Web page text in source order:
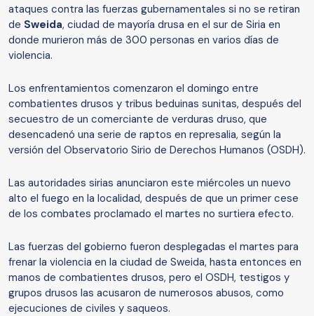
ataques contra las fuerzas gubernamentales si no se retiran
de Sweida, ciudad de mayoría drusa en el sur de Siria en
donde murieron más de 300 personas en varios días de
violencia.
Los enfrentamientos comenzaron el domingo entre
combatientes drusos y tribus beduinas sunitas, después del
secuestro de un comerciante de verduras druso, que
desencadenó una serie de raptos en represalia, según la
versión del Observatorio Sirio de Derechos Humanos (OSDH).
Las autoridades sirias anunciaron este miércoles un nuevo
alto el fuego en la localidad, después de que un primer cese
de los combates proclamado el martes no surtiera efecto.
Las fuerzas del gobierno fueron desplegadas el martes para
frenar la violencia en la ciudad de Sweida, hasta entonces en
manos de combatientes drusos, pero el OSDH, testigos y
grupos drusos las acusaron de numerosos abusos, como
ejecuciones de civiles y saqueos.